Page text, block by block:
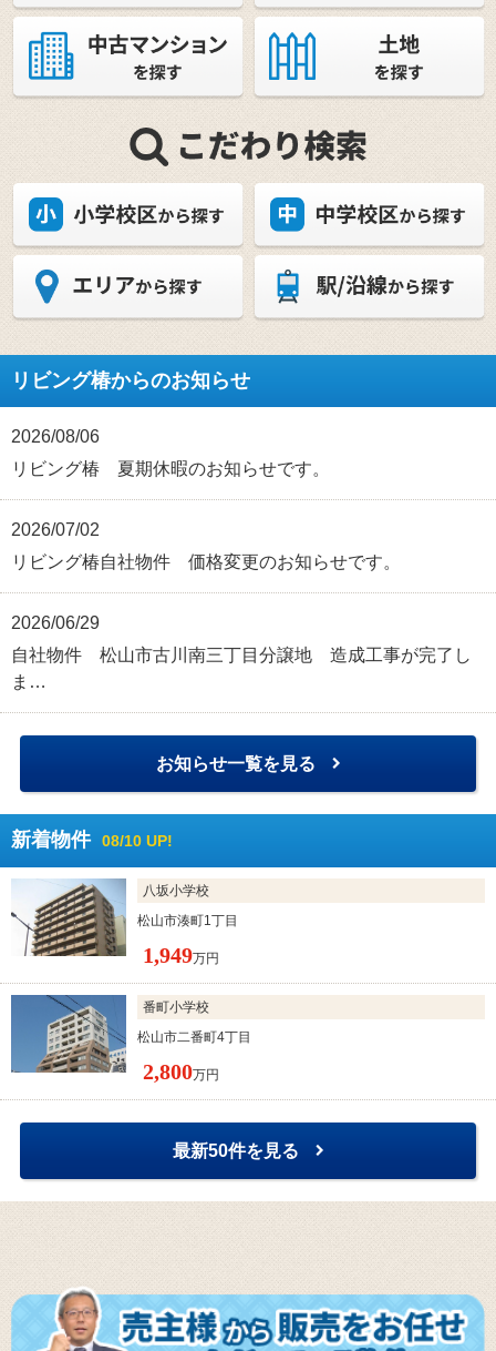
リビング椿からのお知らせ
2026/08/06
リビング椿 夏期休暇のお知らせです。
2026/07/02
リビング椿自社物件 価格変更のお知らせです。
2026/06/29
自社物件 松山市古川南三丁目分譲地 造成工事が完了し
ま…
お知らせ一覧を見る
新着物件 08/10 UP!
八坂小学校
松山市湊町1丁目
1,949万円
番町小学校
松山市二番町4丁目
2,800万円
最新50件を見る